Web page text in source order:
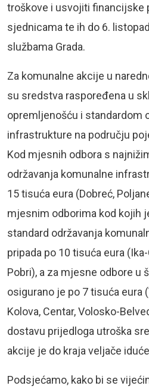
troškove i usvojiti financijske
sjednicama te ih do 6.
službama Grada.
Za komunalne akcije u
su sredstva raspoređena u
opremljenošću i standardom
infrastrukture na području
Kod mjesnih odbora s
održavanja komunalne
15 tisuća eura (Dobreć,
mjesnim odborima kod kojih
standard održavanja
pripada po 10 tisuća eura
Pobri), a za mjesne odbore u
osigurano je po 7 tisuća eura
Kolova, Centar, Volosko-
dostavu prijedloga utroška
akcije je do kraja veljače
Podsjećamo, kako bi se